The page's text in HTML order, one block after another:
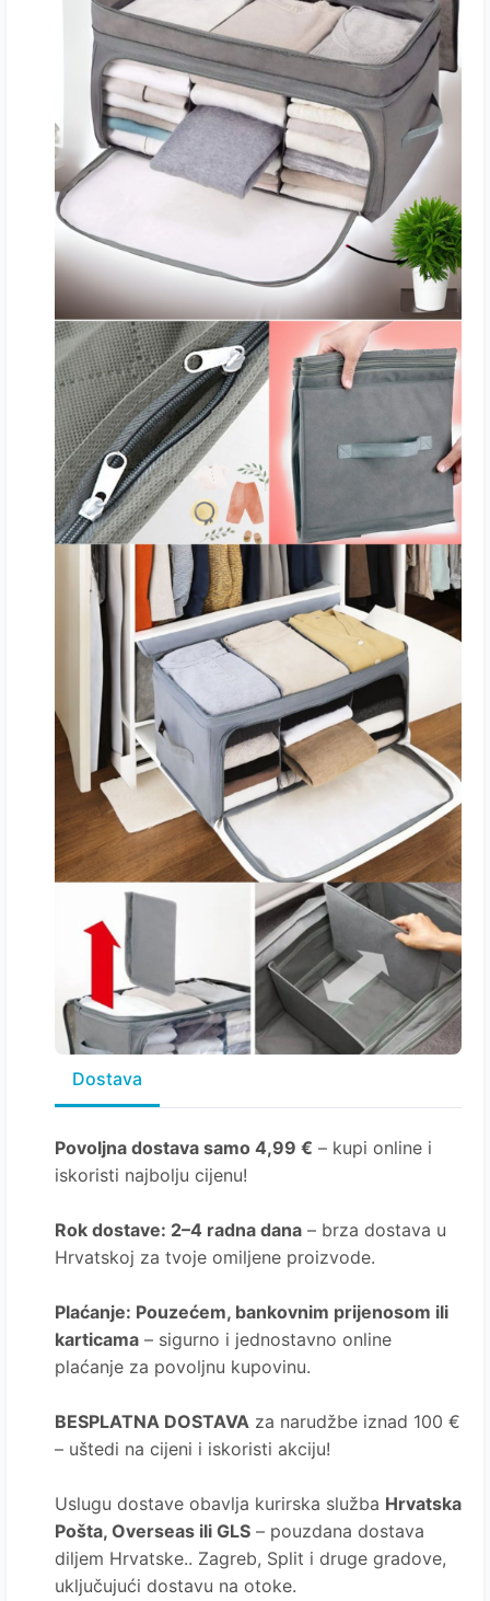
Dostava
Povoljna dostava samo 4,99 € – kupi online i
iskoristi najbolju cijenu!
Rok dostave: 2–4 radna dana – brza dostava u
Hrvatskoj za tvoje omiljene proizvode.
Plaćanje: Pouzećem, bankovnim prijenosom ili
karticama – sigurno i jednostavno online
plaćanje za povoljnu kupovinu.
BESPLATNA DOSTAVA za narudžbe iznad 100 €
– uštedi na cijeni i iskoristi akciju!
Uslugu dostave obavlja kurirska služba Hrvatska
Pošta, Overseas ili GLS – pouzdana dostava
diljem Hrvatske.. Zagreb, Split i druge gradove,
uključujući dostavu na otoke.